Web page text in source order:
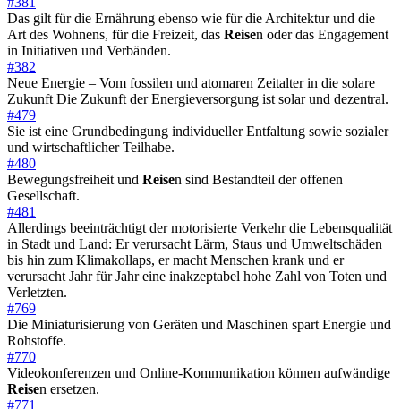
Das gilt für die Ernährung ebenso wie für die Architektur und die
Art des Wohnens, für die Freizeit, das Reisen oder das Engagement
in Initiativen und Verbänden.
#382
Neue Energie – Vom fossilen und atomaren Zeitalter in die solare
Zukunft Die Zukunft der Energieversorgung ist solar und dezentral.
#479
Sie ist eine Grundbedingung individueller Entfaltung sowie sozialer
und wirtschaftlicher Teilhabe.
#480
Bewegungsfreiheit und Reisen sind Bestandteil der offenen
Gesellschaft.
#481
Allerdings beeinträchtigt der motorisierte Verkehr die Lebensqualität
in Stadt und Land: Er verursacht Lärm, Staus und Umweltschäden
bis hin zum Klimakollaps, er macht Menschen krank und er
verursacht Jahr für Jahr eine inakzeptabel hohe Zahl von Toten und
Verletzten.
#769
Die Miniaturisierung von Geräten und Maschinen spart Energie und
Rohstoffe.
#770
Videokonferenzen und Online-Kommunikation können aufwändige
Reisen ersetzen.
#771